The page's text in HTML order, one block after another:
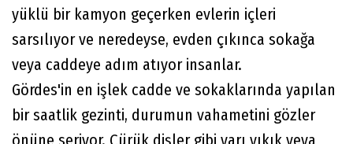
yüklü bir kamyon geçerken evlerin içleri
sarsılıyor ve neredeyse, evden çıkınca sokağa
veya caddeye adım atıyor insanlar.
Gördes'in en işlek cadde ve sokaklarında yapılan
bir saatlik gezinti, durumun vahametini gözler
önüne seriyor. Çürük dişler gibi yarı yıkık veya